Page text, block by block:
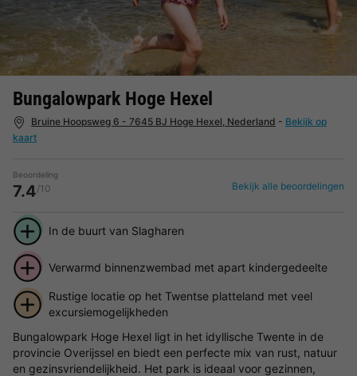
Bungalowpark Hoge Hexel
Bruine Hoopsweg 6 - 7645 BJ Hoge Hexel, Nederland - Bekijk op
kaart
Beoordeling
7.4/10 Bekijk alle beoordelingen
In de buurt van Slagharen
Verwarmd binnenzwembad met apart kindergedeelte
Rustige locatie op het Twentse platteland met veel
excursiemogelijkheden
Bungalowpark Hoge Hexel ligt in het idyllische Twente in de
provincie Overijssel en biedt een perfecte mix van rust, natuur
en gezinsvriendelijkheid. Het park is ideaal voor gezinnen,